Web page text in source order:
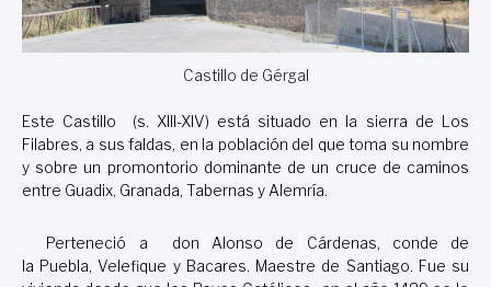
Castillo de Gérgal
Este Castillo (s. XIII-XIV) está situado en la sierra de Los
Filabres, a sus faldas, en la población del que toma su nombre
y sobre un promontorio dominante de un cruce de caminos
entre Guadix, Granada, Tabernas y Alemría.
Perteneció a don Alonso de Cárdenas, conde de
la Puebla,Velefique y Bacares. Maestre de Santiago. Fue su